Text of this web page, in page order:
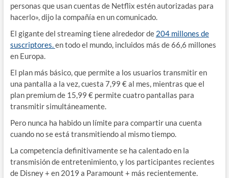
personas que usan cuentas de Netflix estén autorizadas para
hacerlo», dijo la compañía en un comunicado.
El gigante del streaming tiene alrededor de 204 millones de
suscriptores.en todo el mundo, incluidos más de 66,6 millones
en Europa.
El plan más básico, que permite a los usuarios transmitir en
una pantalla a la vez, cuesta 7,99 € al mes, mientras que el
plan premium de 15,99 € permite cuatro pantallas para
transmitir simultáneamente.
Pero nunca ha habido un límite para compartir una cuenta
cuando no se está transmitiendo al mismo tiempo.
La competencia definitivamente se ha calentado en la
transmisión de entretenimiento, y los participantes recientes
de Disney + en 2019 a Paramount + más recientemente.